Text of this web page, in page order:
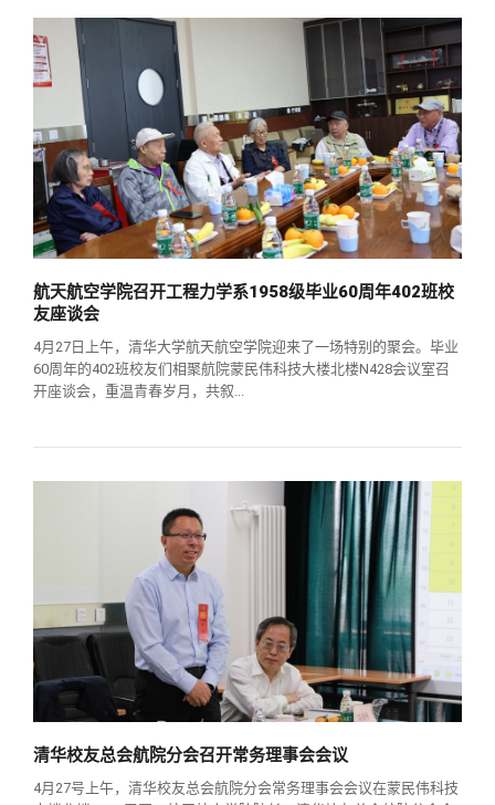
航天航空学院召开工程力学系1958级毕业60周年402班校
友座谈会
4月27日上午，清华大学航天航空学院迎来了一场特别的聚会。毕业
60周年的402班校友们相聚航院蒙民伟科技大楼北楼N428会议室召
开座谈会，重温青春岁月，共叙...
清华校友总会航院分会召开常务理事会会议
4月27号上午，清华校友总会航院分会常务理事会会议在蒙民伟科技